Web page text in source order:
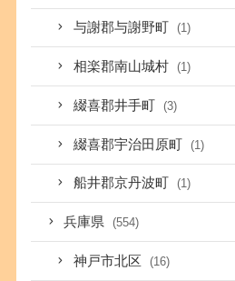
与謝郡与謝野町 (1)
相楽郡南山城村 (1)
綴喜郡井手町 (3)
綴喜郡宇治田原町 (1)
船井郡京丹波町 (1)
兵庫県 (554)
神戸市北区 (16)